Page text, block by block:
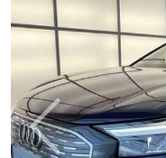
Previous